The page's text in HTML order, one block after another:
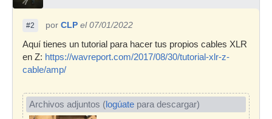
#2 por CLP el 07/01/2022
Aquí tienes un tutorial para hacer tus propios cables XLR
en Z: https://wavreport.com/2017/08/30/tutorial-xlr-z-
cable/amp/
Archivos adjuntos (logúate para descargar)